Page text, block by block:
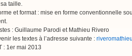
taille.
et format : mise en forme conventionnelle
: Guillaume Parodi et Mathieu Rivero
les textes à l’adresse suivante :
: 1er mai 2013